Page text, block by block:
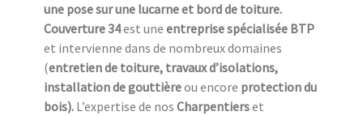
une pose sur une lucarne et bord de toiture.
Couverture 34est une entreprise spécialisée BTP
et intervienne dans de nombreux domaines
(entretien de toiture, travaux d’isolations,
installation de gouttièreou encore protection du
bois). L’expertise de nos Charpentierset